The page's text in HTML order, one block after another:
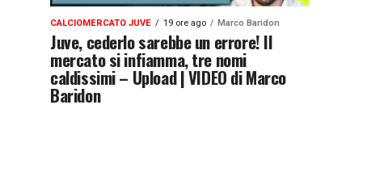
CALCIOMERCATO JUVE 19 ore ago Marco Baridon
Juve, cederlo sarebbe un errore! Il
mercato si infiamma, tre nomi
caldissimi – Upload | VIDEO di Marco
Baridon